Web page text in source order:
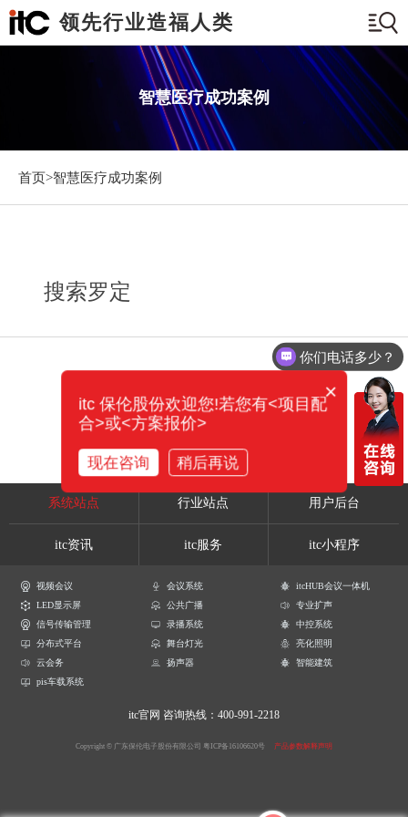
领先行业造福人类
智慧医疗成功案例
首页>智慧医疗成功案例
搜索罗定
系统站点 行业站点 用户后台
itc资讯 itc服务 itc小程序
视频会议 会议系统
itcHUB会议一体机
LED显示屏
公共广播
专业扩声
信号传输管理
录播系统
中控系统
分布式平台
舞台灯光
亮化照明
云会务
扬声器
智能建筑
pis车载系统
itc官网 咨询热线：400-991-2218
Copyright © 广东保伦电子股份有限公司 粤ICP备16106620号 产品参数解释声明
你们电话多少？
×
itc 保伦股份欢迎您!若您有<项目配
合>或<方案报价>
现在咨询 稍后再说